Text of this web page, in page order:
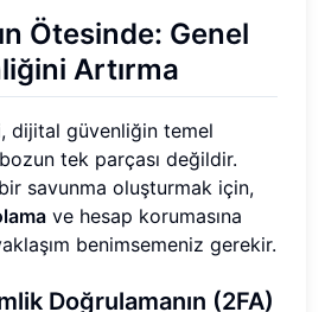
Ötesinde: Genel
Artırma
dijital güvenliğin temel
tek parçası değildir.
savunma oluşturmak için,
ve hesap korumasına
benimsemeniz gerekir.
Doğrulamanın (2FA)